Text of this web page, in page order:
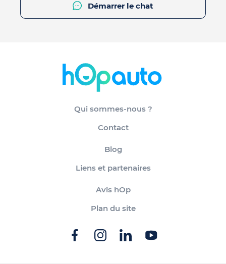
Démarrer le chat
Qui sommes-nous ?
Contact
Blog
Liens et partenaires
Avis hOp
Plan du site